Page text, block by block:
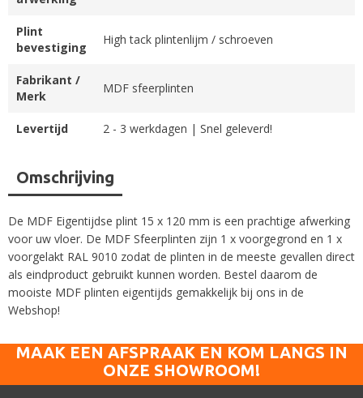
Omschrijving
De MDF Eigentijdse plint 15 x 120 mm is een prachtige afwerking
voor uw vloer. De MDF Sfeerplinten zijn 1 x voorgegrond en 1 x
voorgelakt RAL 9010 zodat de plinten in de meeste gevallen direct
als eindproduct gebruikt kunnen worden. Bestel daarom de
mooiste MDF plinten eigentijds gemakkelijk bij ons in de
Webshop!
Plint
bevestiging
High tack plintenlijm / schroeven
Fabrikant /
Merk
MDF sfeerplinten
Levertijd 2 - 3 werkdagen | Snel geleverd!
MAAK EEN AFSPRAAK EN KOM LANGS IN
ONZE SHOWROOM!